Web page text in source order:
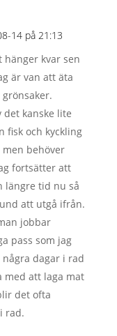
14 på 21:13
hänger kvar sen
är van att äta
det kanske lite
fisk och kyckling
men behöver
fortsätter att
längre tid nu så
att utgå ifrån.
jobbar
pass som jag
dagar i rad
att laga mat
det ofta
rad.